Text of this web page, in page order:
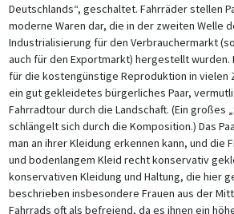
Deutschlands“, geschaltet. Fahrräder stellen
moderne Waren dar, die in der zweiten Welle
Industrialisierung für den Verbrauchermarkt
auch für den Exportmarkt) hergestellt wurden.
für die kostengünstige Reproduktion in
ein gut gekleidetes bürgerliches Paar,
Fahrradtour durch die Landschaft. (Ein großes
schlängelt sich durch die Komposition.) Das
man an ihrer Kleidung erkennen kann, und die
und bodenlangem Kleid recht konservativ
konservativen Kleidung und Haltung, die hier
beschrieben insbesondere Frauen aus der
Fahrrads oft als befreiend, da es ihnen ein